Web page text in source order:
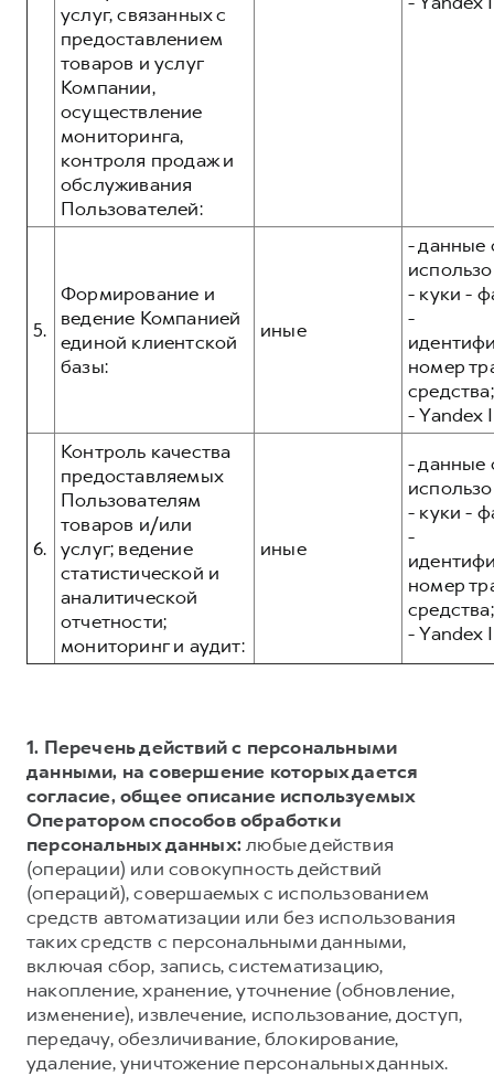
услуг, связанных с
предоставлением
товаров и услуг
Компании,
осуществление
мониторинга,
контроля продаж и
обслуживания
Пользователей:
5.
Формирование и
ведение Компанией
единой клиентской
базы:
иные
- данные
- куки -
-
номер
средства;
- Yandex
6.
Контроль качества
предоставляемых
Пользователям
товаров и/или
услуг; ведение
статистической и
аналитической
отчетности;
мониторинг и аудит:
иные
- данные
- куки -
-
номер
средства;
- Yandex
1. Перечень действий с персональными
данными, на совершение которых дается
согласие, общее описание используемых
Оператором способов обработки
персональных данных:любые действия
(операции) или совокупность действий
(операций), совершаемых с использованием
средств автоматизации или без использования
таких средств с персональными данными,
включая сбор, запись, систематизацию,
накопление, хранение, уточнение (обновление,
изменение), извлечение, использование, доступ,
передачу, обезличивание, блокирование,
удаление, уничтожение персональных данных.